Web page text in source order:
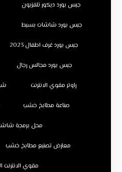
جبس بورد ديكور تلفزيون
جبس بورد شاشات بسيط
جبس بورد غرف اطفال 2023
جبس بورد مجالس رجال
راوتر مقوي الانترنت
صناعة مطابخ خشب
محل برمجة
معارض تصنيع مطابخ خشب
مقوي الانترنت